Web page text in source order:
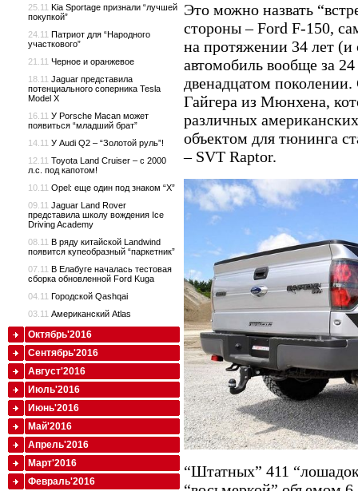
Это можно назвать
стороны – Ford F-150,
на протяжении 34 лет
автомобиль вообще за
двенадцатом
Гайгера из Мюнхена,
различных
объектом для тюнинга
– SVT Raptor.
“Штатных” 411
25.11 Kia Sportage признали “лучшей
покупкой”
24.11 Патриот для “Народного
участкового”
21.11 Черное и оранжевое
18.11 Jaguar представила
потенциального соперника Tesla
Model X
16.11 У Porsche Macan может
появиться “младший брат”
14.11 У Audi Q2 – “Золотой руль”!
12.11 Toyota Land Cruiser – с 2000
л.с. под капотом!
10.11 Opel: еще один под знаком “X”
09.11 Jaguar Land Rover
представила школу вождения Ice
Driving Academy
08.11 В ряду китайской Landwind
появится купеобразный “паркетник”
07.11 В Елабуге началась тестовая
сборка обновленной Ford Kuga
04.11 Городской Qashqai
03.11 Американский Atlas
Октябрь'2016
Сентябрь'2016
Август'2016
Июль'2016
Июнь'2016
Май'2016
Апрель'2016
Март'2016
Февраль'2016